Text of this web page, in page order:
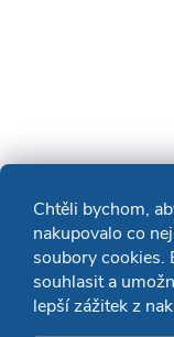
Chtěli bychom,
nakupovalo co
soubory cookies.
souhlasit a
lepší zážitek z